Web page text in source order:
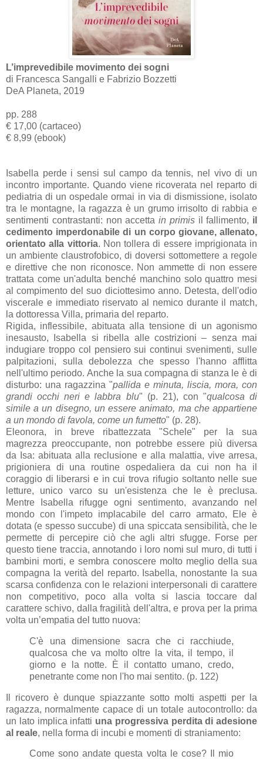
L’imprevedibile movimento dei sogni
di Francesca Sangalli e Fabrizio Bozzetti
DeA Planeta, 2019
pp. 288
€ 17,00 (cartaceo)
€ 8,99 (ebook)
Isabella perde i sensi sul campo da tennis, nel vivo di un
incontro importante. Quando viene ricoverata nel reparto di
pediatria di un ospedale ormai in via di dismissione, isolato
tra le montagne, la ragazza è un grumo irrisolto di rabbia e
sentimenti contrastanti: non accetta in primisil fallimento, il
cedimento imperdonabile di un corpo giovane, allenato,
orientato alla vittoria. Non tollera di essere imprigionata in
un ambiente claustrofobico, di doversi sottomettere a regole
e direttive che non riconosce. Non ammette di non essere
trattata come un'adulta benché manchino solo quattro mesi
al compimento del suo diciottesimo anno. Detesta, dell'odio
viscerale e immediato riservato al nemico durante il match,
la dottoressa Villa, primaria del reparto.
Rigida, inflessibile, abituata alla tensione di un agonismo
inesausto, Isabella si ribella alle costrizioni – senza mai
indugiare troppo col pensiero sui continui svenimenti, sulle
palpitazioni, sulla debolezza che spesso l'hanno afflitta
nell'ultimo periodo. Anche la sua compagna di stanza le è di
disturbo: una ragazzina "pallida e minuta, liscia, mora, con
grandi occhi neri e labbra blu" (p. 21), con "qualcosa di
simile a un disegno, un essere animato, ma che appartiene
a un mondo di favola, come un fumetto" (p. 28).
Eleonora, in breve ribattezzata "Schele" per la sua
magrezza preoccupante, non potrebbe essere più diversa
da Isa: abituata alla reclusione e alla malattia, vive arresa,
prigioniera di una routine ospedaliera da cui non ha il
coraggio di liberarsi e in cui trova rifugio soltanto nelle sue
letture, unico varco su un'esistenza che le è preclusa.
Mentre Isabella rifugge ogni sentimento, avanzando nel
mondo con l'impeto implacabile del carro armato, Ele è
dotata (e spesso succube) di una spiccata sensibilità, che le
permette di percepire ciò che agli altri sfugge. Forse per
questo tiene traccia, annotando i loro nomi sul muro, di tutti i
bambini morti, e sembra conoscere molto meglio della sua
compagna la verità del reparto. Isabella, nonostante la sua
scarsa confidenza con le relazioni interpersonali di carattere
non competitivo, poco alla volta si lascia toccare dal
carattere schivo, dalla fragilità dell'altra, e prova per la prima
volta un’empatia del tutto nuova:
C'è una dimensione sacra che ci racchiude,
qualcosa che va molto oltre la vita, il tempo, il
giorno e la notte. È il contatto umano, credo,
penetrante come non l'ho mai sentito. (p. 122)
Il ricovero è dunque spiazzante sotto molti aspetti per la
ragazza, normalmente capace di un totale autocontrollo: da
un lato implica infatti una progressiva perdita di adesione
al reale, nella forma di incubi e momenti di straniamento:
Come sono andate questa volta le cose? Il mio